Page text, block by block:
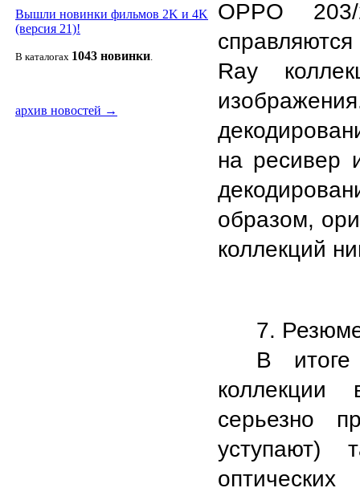
Вышли новинки фильмов 2K и 4K
(версия 21)!
В каталогах 1043 новинки.
архив новостей →
OPPO 203/
Ray
на ресивер
образом,
коллекций
7.
В
коллекции
серьезно
уступают)